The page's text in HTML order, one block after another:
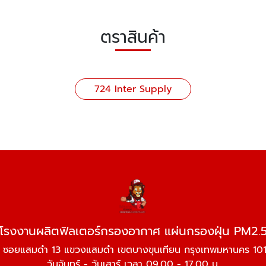
ตราสินค้า
724 Inter Supply
รงงานผลิตฟิลเตอร์กรองอากาศ แผ่นกรองฝุ่น
อยแสมดำ 13 แขวงแสมดำ เขตบางขุนเทียน กรุงเทพมหานคร